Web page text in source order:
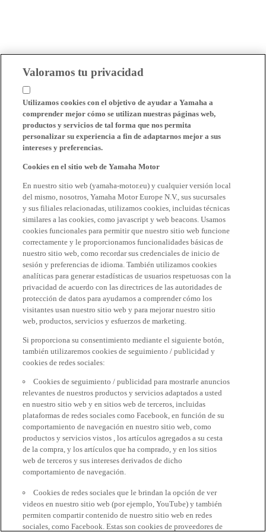
Valoramos tu privacidad
Utilizamos cookies con el objetivo de ayudar a Yamaha a
comprender mejor cómo se utilizan nuestras páginas web,
productos y servicios de tal forma que nos permita
personalizar su experiencia a fin de adaptarnos mejor a sus
intereses y preferencias.
Cookies en el sitio web de Yamaha Motor
En nuestro sitio web (yamaha-motor.eu) y cualquier versión local
del mismo, nosotros, Yamaha Motor Europe N.V., sus sucursales
y sus filiales relacionadas, utilizamos cookies, incluidas técnicas
similares a las cookies, como javascript y web beacons. Usamos
cookies funcionales para permitir que nuestro sitio web funcione
correctamente y le proporcionamos funcionalidades básicas de
nuestro sitio web, como recordar sus credenciales de inicio de
sesión y preferencias de idioma. También utilizamos cookies
analíticas para generar estadísticas de usuarios respetuosas con la
privacidad de acuerdo con las directrices de las autoridades de
protección de datos para ayudarnos a comprender cómo los
visitantes usan nuestro sitio web y para mejorar nuestro sitio
web, productos, servicios y esfuerzos de marketing.
Si proporciona su consentimiento mediante el siguiente botón,
también utilizaremos cookies de seguimiento / publicidad y
cookies de redes sociales:
Cookies de seguimiento / publicidad para mostrarle anuncios
relevantes de nuestros productos y servicios adaptados a usted
en nuestro sitio web y en sitios web de terceros, incluidas
plataformas de redes sociales como Facebook, en función de su
comportamiento de navegación en nuestro sitio web, como
productos y servicios vistos , los artículos agregados a su cesta
de la compra, y los artículos que ha comprado, y en los sitios
web de terceros y sus intereses derivados de dicho
comportamiento de navegación.
Cookies de redes sociales que le brindan la opción de ver
videos en nuestro sitio web (por ejemplo, YouTube) y también
permiten compartir contenido de nuestro sitio web en redes
sociales, como Facebook. Estas son cookies de proveedores de